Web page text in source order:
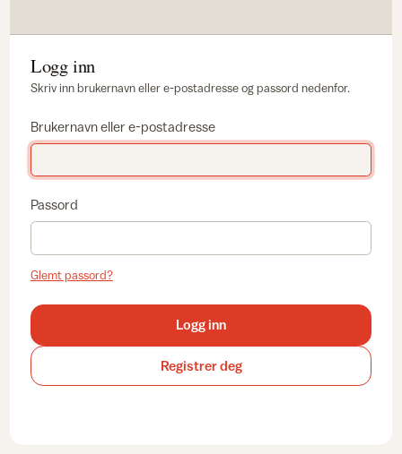
Logg inn
Skriv inn brukernavn eller e-postadresse og passord nedenfor.
Brukernavn eller e-postadresse
Passord
Glemt passord?
Logg inn
Registrer deg